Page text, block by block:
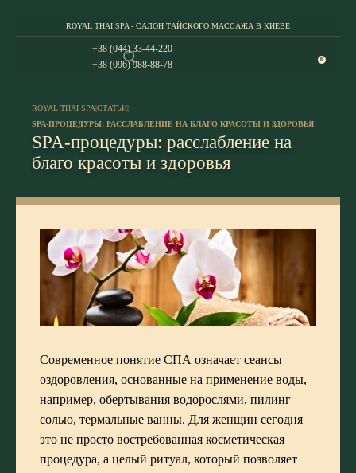
ROYAL THAI SPA - САЛОН ТАЙСКОГО МАССАЖА В КИЕВЕ
+38 (044) 33-44-220
+38 (096) 988-88-78
0
ROYAL THAI SPA|СТАТЬИ|
SPA-ПРОЦЕДУРЫ: РАССЛАБЛЕНИЕ НА БЛАГО КРАСОТЫ И ЗДОРОВЬЯ
SPA-процедуры: расслабление на
благо красоты и здоровья
Современное понятие СПА означает сеансы
оздоровления, основанные на применение воды,
например, обертывания водорослями, пилинг
солью, термальные ванны. Для женщин сегодня
это не просто востребованная косметическая
процедура, а целый ритуал, который позволяет